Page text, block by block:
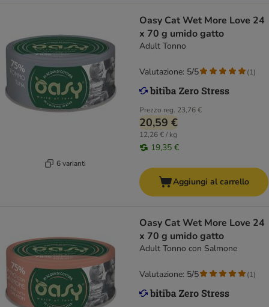
6 varianti
Oasy Cat Wet More Love 24
x 70 g umido gatto
Adult Tonno
Prezzo reg. 23,76 €
20,59 €
12,26 € / kg
19,35 €
Valutazione: 5/5 (1)
Aggiungi al carrello
Oasy Cat Wet More Love 24
x 70 g umido gatto
Adult Tonno con Salmone
Valutazione: 5/5 (1)